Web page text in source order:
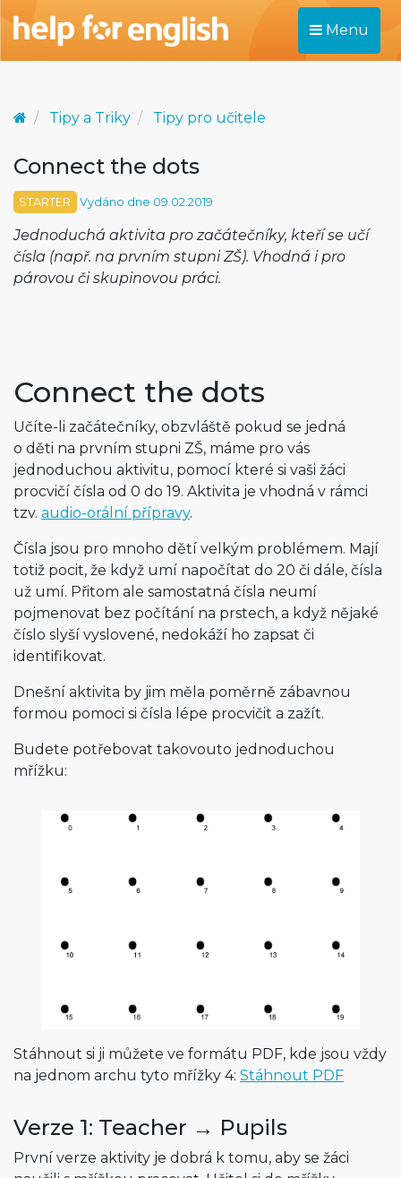
Menu
Tipy a Triky Tipy pro učitele
Connect the dots
STARTER Vydáno dne 09.02.2019
Jednoduchá aktivita pro začátečníky, kteří se učí
čísla (např. na prvním stupni ZŠ). Vhodná i pro
párovou či skupinovou práci.
Connect the dots
Učíte-li začátečníky, obzvláště pokud se jedná
o děti na prvním stupni ZŠ, máme pro vás
jednoduchou aktivitu, pomocí které si vaši žáci
procvičí čísla od 0 do 19. Aktivita je vhodná v rámci
tzv. audio-orální přípravy.
Čísla jsou pro mnoho dětí velkým problémem. Mají
totiž pocit, že když umí napočítat do 20 či dále, čísla
už umí. Přitom ale samostatná čísla neumí
pojmenovat bez počítání na prstech, a když nějaké
číslo slyší vyslovené, nedokáží ho zapsat či
identifikovat.
Dnešní aktivita by jim měla poměrně zábavnou
formou pomoci si čísla lépe procvičit a zažít.
Budete potřebovat takovouto jednoduchou
mřížku:
Stáhnout si ji můžete ve formátu PDF, kde jsou vždy
na jednom archu tyto mřížky 4: Stáhnout PDF
Verze 1: Teacher → Pupils
První verze aktivity je dobrá k tomu, aby se žáci